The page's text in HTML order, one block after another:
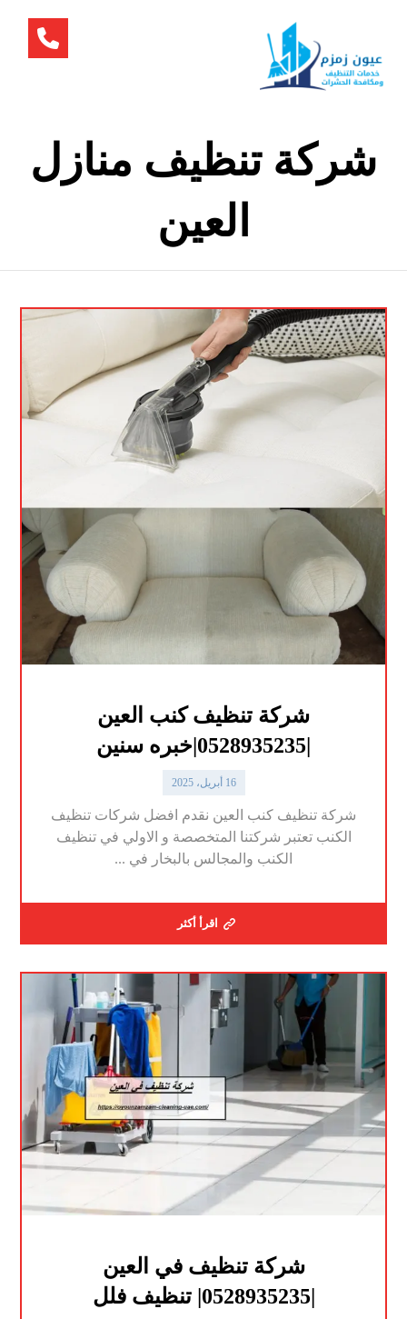
شركة تنظيف منازل
العين
شركة تنظيف كنب العين
|0528935235|خبره سنين
16 أبريل، 2025
شركة تنظيف كنب العين نقدم افضل شركات تنظيف
الكنب تعتبر شركتنا المتخصصة و الاولي في تنظيف
الكنب والمجالس بالبخار في ...
اقرأ أكثر
شركة تنظيف في العين
|0528935235| تنظيف فلل